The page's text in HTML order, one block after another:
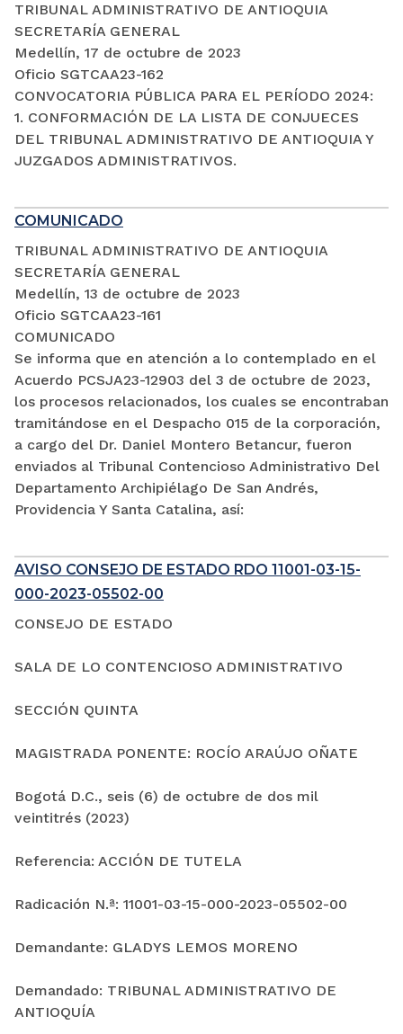
TRIBUNAL ADMINISTRATIVO DE ANTIOQUIA
SECRETARÍA GENERAL
Medellín, 17 de octubre de 2023
Oficio SGTCAA23-162
CONVOCATORIA PÚBLICA PARA EL PERÍODO 2024:
1. CONFORMACIÓN DE LA LISTA DE CONJUECES
DEL TRIBUNAL ADMINISTRATIVO DE ANTIOQUIA Y
JUZGADOS ADMINISTRATIVOS.
COMUNICADO
TRIBUNAL ADMINISTRATIVO DE ANTIOQUIA
SECRETARÍA GENERAL
Medellín, 13 de octubre de 2023
Oficio SGTCAA23-161
COMUNICADO
Se informa que en atención a lo contemplado en el
Acuerdo PCSJA23-12903 del 3 de octubre de 2023,
los procesos relacionados, los cuales se encontraban
tramitándose en el Despacho 015 de la corporación,
a cargo del Dr. Daniel Montero Betancur, fueron
enviados al Tribunal Contencioso Administrativo Del
Departamento Archipiélago De San Andrés,
Providencia Y Santa Catalina, así:
AVISO CONSEJO DE ESTADO RDO 11001-03-15-
000-2023-05502-00
CONSEJO DE ESTADO
SALA DE LO CONTENCIOSO ADMINISTRATIVO
SECCIÓN QUINTA
MAGISTRADA PONENTE: ROCÍO ARAÚJO OÑATE
Bogotá D.C., seis (6) de octubre de dos mil
veintitrés (2023)
Referencia: ACCIÓN DE TUTELA
Radicación N.ª: 11001-03-15-000-2023-05502-00
Demandante: GLADYS LEMOS MORENO
Demandado: TRIBUNAL ADMINISTRATIVO DE
ANTIOQUÍA